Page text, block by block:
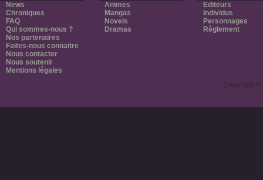
News
Chroniques
FAQ
Qui sommes-nous ?
Nos partenaires
Faites-nous connaitre
Nous contacter
Nous soutenir
Mentions légales
Animes
Mangas
Novels
Dramas
Editeurs
Individus
Personnages
Règlement
Copyright ©